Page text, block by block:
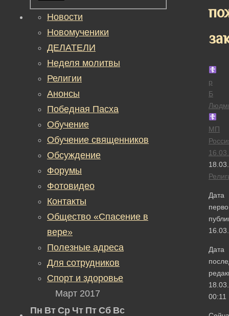
р
Б
МП
Дата
Дата
00:11
Новости
Новомученики
ДЕЛАТЕЛИ
Неделя молитвы
Религии
Анонсы
Победная Пасха
Обучение
Обучение священников
Обсуждение
Форумы
Фотовидео
Контакты
Общество «Спасение в
вере»
Полезные адреса
Для сотрудников
Спорт и здоровье
Март 2017
Пн Вт Ср Чт Пт Сб Вс